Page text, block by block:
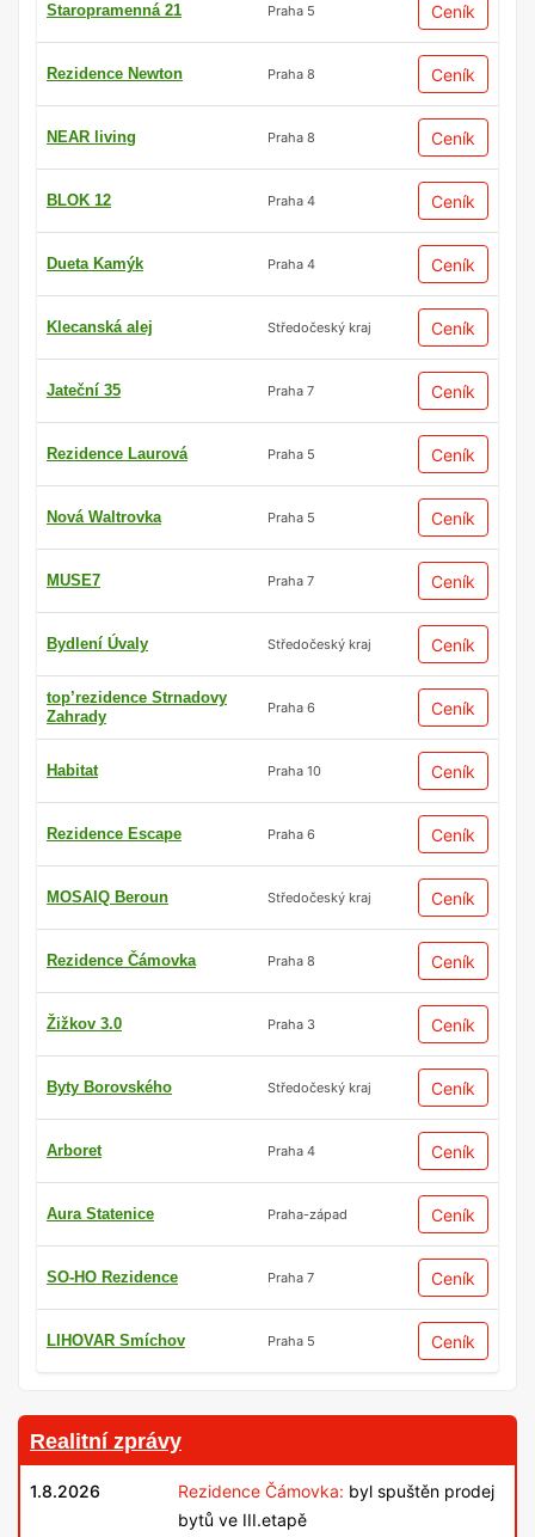
Staropramenná 21 Praha 5 Ceník
Rezidence Newton Praha 8 Ceník
NEAR living Praha 8 Ceník
BLOK 12 Praha 4 Ceník
Dueta Kamýk Praha 4 Ceník
Klecanská alej Středočeský kraj Ceník
Jateční 35 Praha 7 Ceník
Rezidence Laurová Praha 5 Ceník
Nová Waltrovka Praha 5 Ceník
MUSE7 Praha 7 Ceník
Bydlení Úvaly Středočeský kraj Ceník
top’rezidence Strnadovy
Zahrady
Praha 6 Ceník
Habitat Praha 10 Ceník
Rezidence Escape Praha 6 Ceník
MOSAIQ Beroun Středočeský kraj Ceník
Rezidence Čámovka Praha 8 Ceník
Žižkov 3.0 Praha 3 Ceník
Byty Borovského Středočeský kraj Ceník
Arboret Praha 4 Ceník
Aura Statenice Praha-západ Ceník
SO-HO Rezidence Praha 7 Ceník
LIHOVAR Smíchov Praha 5 Ceník
Realitní zprávy
1.8.2026 Rezidence Čámovka: byl spuštěn prodej
bytů ve III.etapě